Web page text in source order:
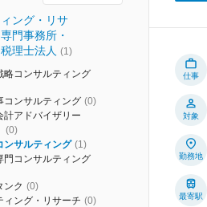
ング・リサ
門事務所・
理士法人 (1)
略コンサルティング
コンサルティング (0)
計アドバイザリー
(0)
ンサルティング (1)
門コンサルティング
ンク (0)
ィング・リサーチ (0)
仕事
対象
勤務地
最寄駅